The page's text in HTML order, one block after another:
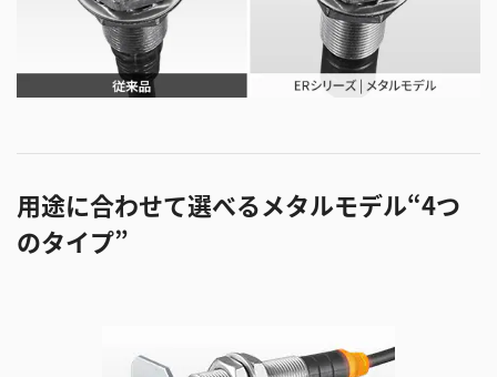
用途に合わせて選べるメタルモデル“4つ
のタイプ”